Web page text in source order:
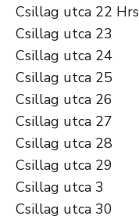
Csillag utca 22
Csillag utca 23
Csillag utca 24
Csillag utca 25
Csillag utca 26
Csillag utca 27
Csillag utca 28
Csillag utca 29
Csillag utca 3
Csillag utca 30